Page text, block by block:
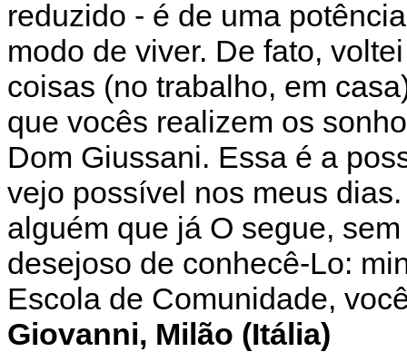
reduzido - é de uma
modo de viver. De fato,
coisas (no trabalho, em
que vocês realizem os
Dom Giussani. Essa é a
vejo possível nos meus
alguém que já O segue,
desejoso de conhecê-Lo:
Escola de Comunidade,
Giovanni, Milão (Itália)